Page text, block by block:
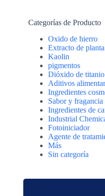
Categorías de Producto
Oxido de hierro
Extracto de planta
Kaolin
pigmentos
Dióxido de titanio
Aditivos
Ingredientes
Sabor y fragancia
Ingredientes de
Industrial
Fotoiniciador
Agente de
Más
Sin categoría